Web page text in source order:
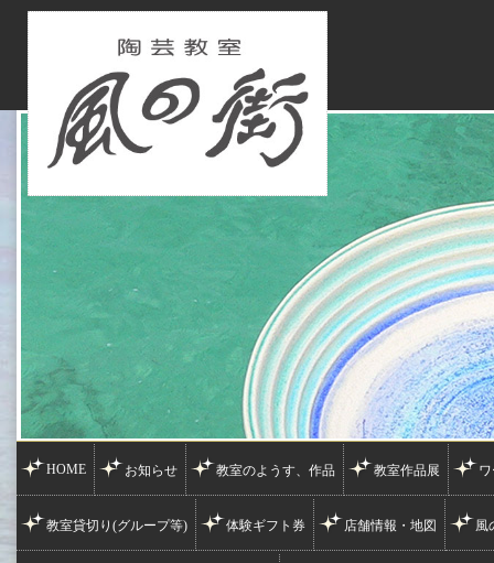
HOME お知らせ 教室のようす、作品 教室作品展
教室貸切り(グループ等) 体験ギフト券 店舗情報・地図 風